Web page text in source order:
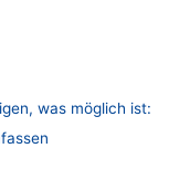
was möglich ist: